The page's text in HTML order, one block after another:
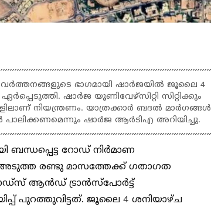
ഭാഗമായി ഷാർജയിൽ ജൂലൈ 4
ഷാർജ യൂണിവേഴ്സിറ്റി സിറ്റിക്കും
നിയന്ത്രണം. യാത്രക്കാർ ബദൽ മാർഗങ്ങൾ
പാലിക്കണമെന്നും ഷാർജ ആർടിഎ അറിയിച്ചു.
ബന്ധപ്പെട്ട റോഡ് നിർമാണ
അടുത്ത രണ്ടു മാസത്തേക്ക് ഗതാഗത
ആൻഡ് ട്രാൻസ്‌പോർട്ട്
പുറത്തുവിട്ടത്. ജൂലൈ 4 ശനിയാഴ്ച